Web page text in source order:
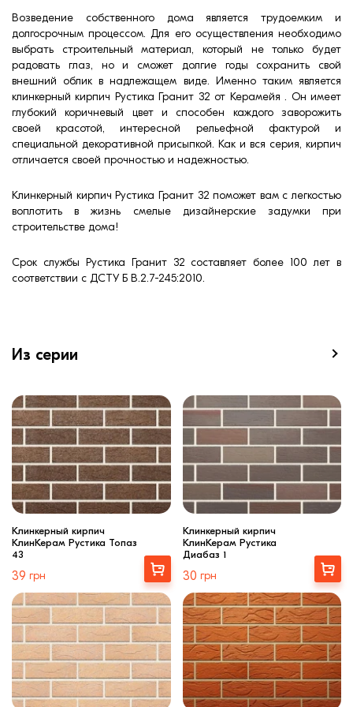
Возведение собственного дома является трудоемким и
долгосрочным процессом. Для его осуществления необходимо
выбрать строительный материал, который не только будет
радовать глаз, но и сможет долгие годы сохранить свой
внешний облик в надлежащем виде. Именно таким является
клинкерный кирпич Рустика Гранит 32 от Керамейя. Он имеет
глубокий коричневый цвет и способен каждого заворожить
своей красотой, интересной рельефной фактурой и
специальной декоративной присыпкой. Как и вся серия, кирпич
отличается своей прочностью и надежностью.
Клинкерный кирпич Рустика Гранит 32 поможет вам с легкостью
воплотить в жизнь смелые дизайнерские задумки при
строительстве дома!
Срок службы Рустика Гранит 32 составляет более 100 лет в
соответствии с ДСТУ Б В.2.7-245:2010.
Из серии
Клинкерный кирпич
КлинКерам Рустика Топаз
43
39 грн
Выбрать
Клинкерный кирпич
КлинКерам Рустика
Диабаз 1
30 грн
Выбрать